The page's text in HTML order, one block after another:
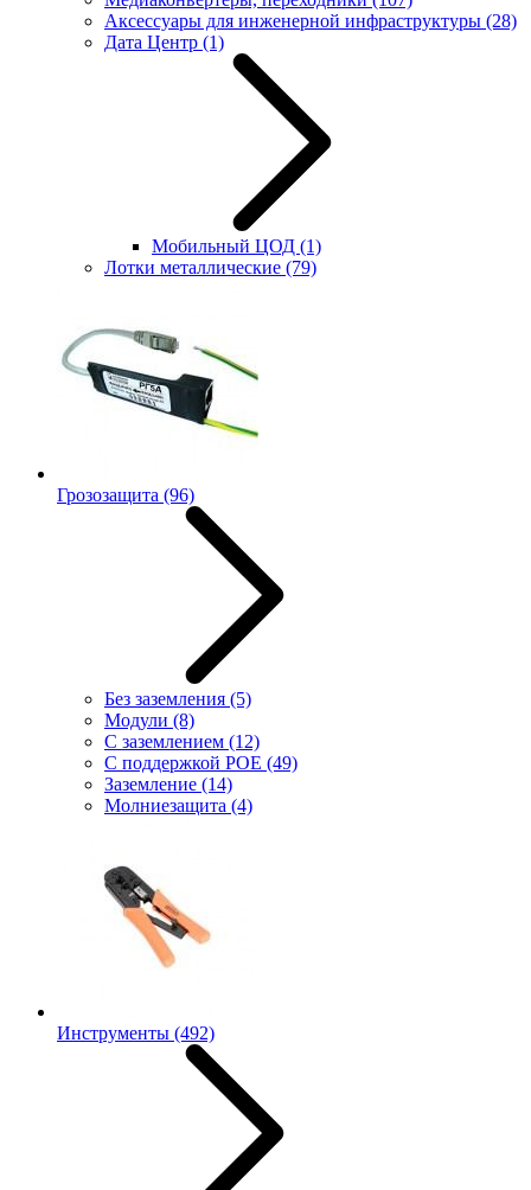
Аксессуары для инженерной инфраструктуры (28)
Дата Центр (1)
Мобильный ЦОД (1)
Лотки металлические (79)
Грозозащита (96)
Без заземления (5)
Модули (8)
С заземлением (12)
С поддержкой POE (49)
Заземление (14)
Молниезащита (4)
Инструменты (492)